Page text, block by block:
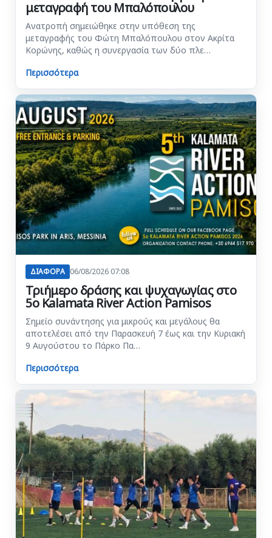
μεταγραφή του Μπαλόπουλου
Ανατροπή σημειώθηκε στην υπόθεση της
μεταγραφής του Φώτη Μπαλόπουλου στον Ακρίτα
Κορώνης, καθώς η συνεργασία των δύο πλε…
Περισσότερα
ΔΙΑΦΟΡΑ 06/08/2026 07:08
Τριήμερο δράσης και ψυχαγωγίας στο
5ο Kalamata River Action Pamisos
Σημείο συνάντησης για μικρούς και μεγάλους θα
αποτελέσει από την Παρασκευή 7 έως και την Κυριακή
9 Αυγούστου το Πάρκο Πα…
Περισσότερα